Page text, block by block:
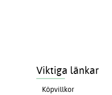
Viktiga länkar
Köpvillkor